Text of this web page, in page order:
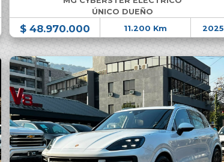
ÚNICO DUEÑO
$ 48.970.000 11.200 Km 2025